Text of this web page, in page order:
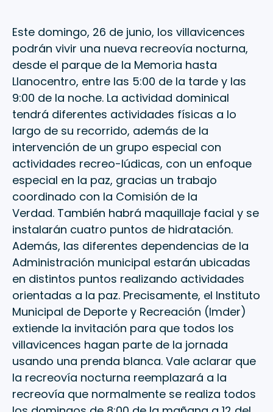
Este domingo, 26 de junio, los villavicences
podrán vivir una nueva recreovía nocturna,
desde el parque de la Memoria hasta
Llanocentro, entre las 5:00 de la tarde y las
9:00 de la noche. La actividad dominical
tendrá diferentes actividades físicas a lo
largo de su recorrido, además de la
intervención de un grupo especial con
actividades recreo-lúdicas, con un enfoque
especial en la paz, gracias un trabajo
coordinado con la Comisión de la
Verdad. También habrá maquillaje facial y se
instalarán cuatro puntos de hidratación.
Además, las diferentes dependencias de la
Administración municipal estarán ubicadas
en distintos puntos realizando actividades
orientadas a la paz. Precisamente, el Instituto
Municipal de Deporte y Recreación (Imder)
extiende la invitación para que todos los
villavicences hagan parte de la jornada
usando una prenda blanca. Vale aclarar que
la recreovía nocturna reemplazará a la
recreovía que normalmente se realiza todos